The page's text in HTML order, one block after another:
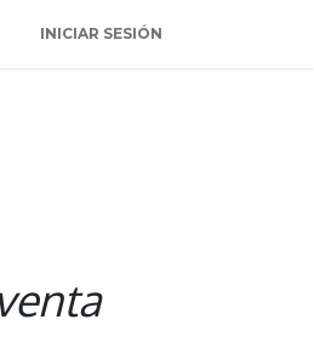
INICIAR SESIÓN